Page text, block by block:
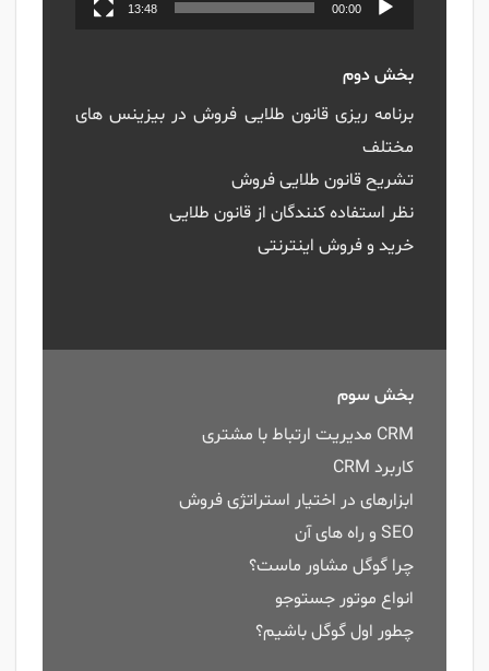
00:00
13:48
بخش دوم
برنامه ریزی قانون طلایی فروش در بیزینس های
مختلف
تشریح قانون طلایی فروش
نظر استفاده کنندگان از قانون طلایی
خرید و فروش اینترنتی
بخش سوم
CRM مدیریت ارتباط با مشتری
کاربرد CRM
ابزارهای در اختیار استراتژی فروش
SEO و راه های آن
چرا گوگل مشاور ماست؟
انواع موتور جستوجو
چطور اول گوگل باشیم؟